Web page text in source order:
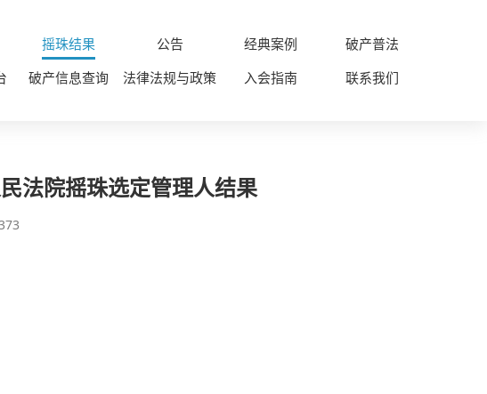
摇珠结果 公告 经典案例
破产普法
破产信息查询 法律法规与政策 入会指南 联系我们
法院摇珠选定管理人结果